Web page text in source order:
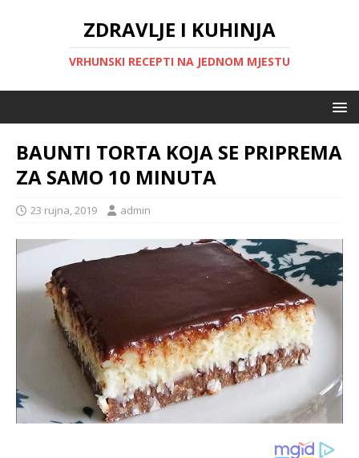
ZDRAVLJE I KUHINJA
VRHUNSKI RECEPTI NA JEDNOM MJESTU
BAUNTI TORTA KOJA SE PRIPREMA
ZA SAMO 10 MINUTA
23 rujna, 2019 admin